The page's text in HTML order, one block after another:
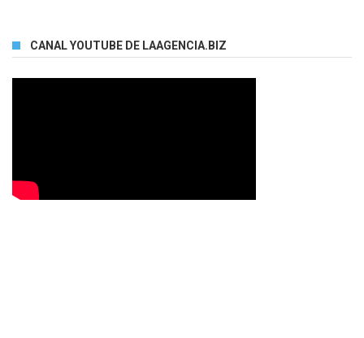
CANAL YOUTUBE DE LAAGENCIA.BIZ